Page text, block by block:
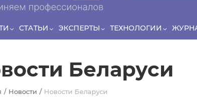
СТАТЬИ ЭКСПЕРТЫ ТЕХНОЛОГИИ
Беларуси
Новости Новости Беларуси